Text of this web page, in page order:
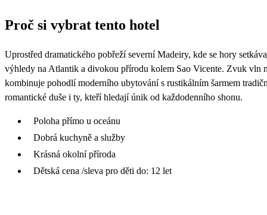
Proč si vybrat tento hotel
Uprostřed dramatického pobřeží severní Madeiry, kde se hory
výhledy na Atlantik a divokou přírodu kolem Sao Vicente. Zvuk vln
kombinuje pohodlí moderního ubytování s rustikálním šarmem
romantické duše i ty, kteří hledají únik od každodenního shonu.
Poloha přímo u oceánu
Dobrá kuchyně a služby
Krásná okolní příroda
Dětská cena /sleva pro děti do: 12 let